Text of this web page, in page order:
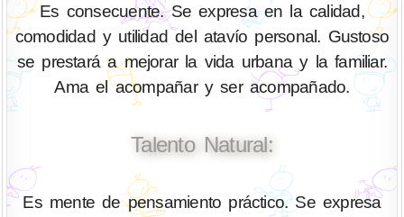
Es consecuente. Se expresa en la calidad,
comodidad y utilidad del atavío personal. Gustoso
se prestará a mejorar la vida urbana y la familiar.
Ama el acompañar y ser acompañado.
Talento Natural:
Es mente de pensamiento práctico. Se expresa